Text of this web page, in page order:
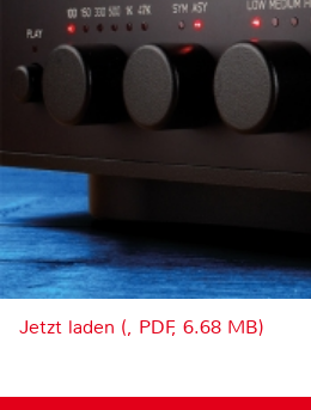
Jetzt laden (, PDF, 6.68 MB)